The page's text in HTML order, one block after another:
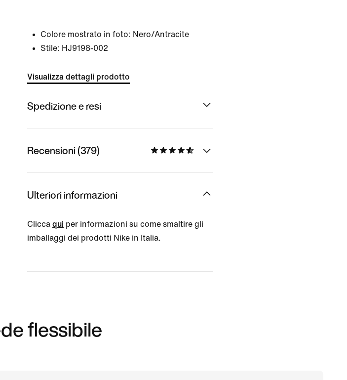
Colore mostrato in foto: Nero/Antracite
Stile: HJ9198-002
Visualizza dettagli prodotto
Spedizione e resi
Recensioni (379)
Ulteriori informazioni
Clicca qui per informazioni su come smaltire gli
imballaggi dei prodotti Nike in Italia.
flessibile